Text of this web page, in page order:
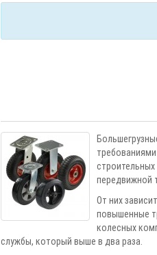
передвижной
От них
повышенные
колесных
службы, который выше в два раза.